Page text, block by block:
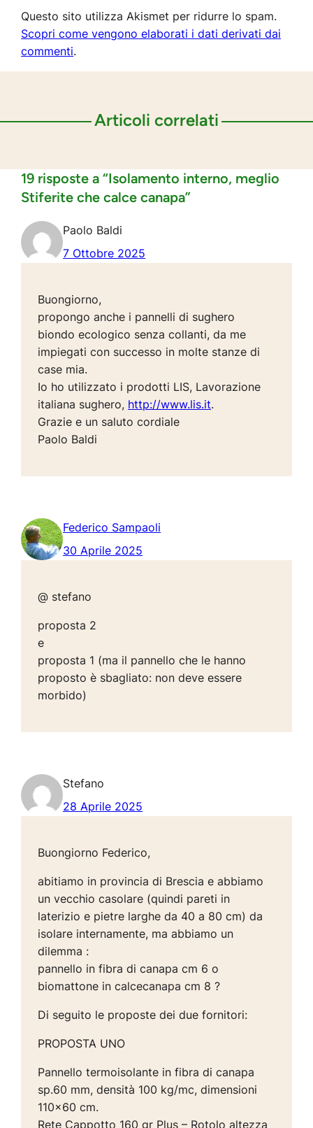
Questo sito utilizza Akismet per ridurre lo spam.
Scopri come vengono elaborati i dati derivati dai
commenti.
Articoli correlati
19 risposte a “Isolamento interno, meglio
Stiferite che calce canapa”
Paolo Baldi
7 Ottobre 2025
Buongiorno,
propongo anche i pannelli di sughero
biondo ecologico senza collanti, da me
impiegati con successo in molte stanze di
case mia.
Io ho utilizzato i prodotti LIS, Lavorazione
italiana sughero, http://www.lis.it.
Grazie e un saluto cordiale
Paolo Baldi
Federico Sampaoli
30 Aprile 2025
@ stefano
proposta 2
e
proposta 1 (ma il pannello che le hanno
proposto è sbagliato: non deve essere
morbido)
Stefano
28 Aprile 2025
Buongiorno Federico,
abitiamo in provincia di Brescia e abbiamo
un vecchio casolare (quindi pareti in
laterizio e pietre larghe da 40 a 80 cm) da
isolare internamente, ma abbiamo un
dilemma :
pannello in fibra di canapa cm 6 o
biomattone in calcecanapa cm 8 ?
Di seguito le proposte dei due fornitori:
PROPOSTA UNO
Pannello termoisolante in fibra di canapa
sp.60 mm, densità 100 kg/mc, dimensioni
110×60 cm.
Rete Cappotto 160 gr Plus – Rotolo altezza